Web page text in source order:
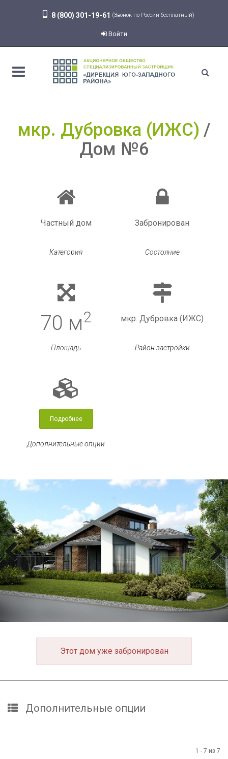
8 (800) 301-19-61 (Звонок по России бесплатный)
Войти
мкр. Дубровка (ИЖС)
Дом №6
Частный дом
Категория
Забронирован
Состояние
70 м2
Площадь
мкр. Дубровка (ИЖС)
Район застройки
Подробнее
Дополнительные опции
Previous Next
Этот дом уже забронирован
Дополнительные опции
1 - 7 из 7